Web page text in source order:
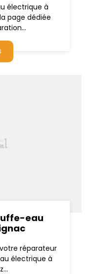
électrique à
page dédiée
eau
réparateur
électrique à